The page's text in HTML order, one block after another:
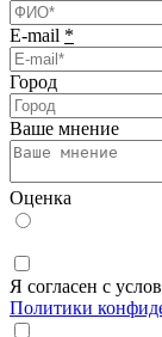
E-mail *
Город
Ваше мнение
Оценка
Я согласен с
Политики